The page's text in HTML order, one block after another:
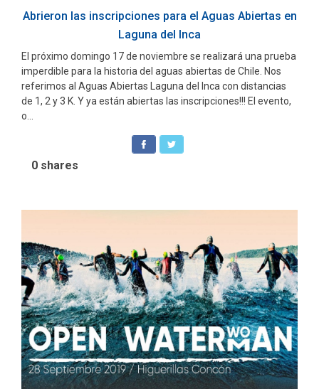
Abrieron las inscripciones para el Aguas Abiertas en
Laguna del Inca
El próximo domingo 17 de noviembre se realizará una prueba
imperdible para la historia del aguas abiertas de Chile. Nos
referimos al Aguas Abiertas Laguna del Inca con distancias
de 1, 2 y 3 K. Y ya están abiertas las inscripciones!!! El evento,
o...
0 shares